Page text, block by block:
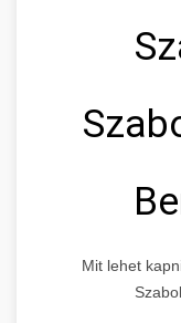
Mit lehet